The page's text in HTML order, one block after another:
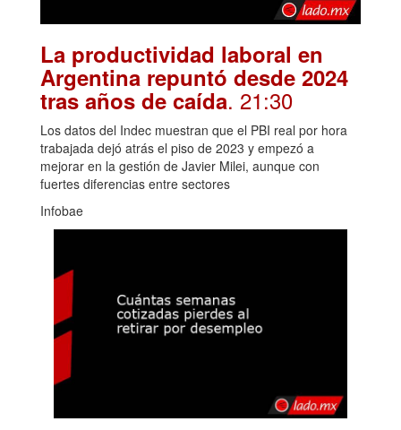
La productividad laboral en
Argentina repuntó desde 2024
tras años de caída. 21:30
Los datos del Indec muestran que el PBI real por hora
trabajada dejó atrás el piso de 2023 y empezó a
mejorar en la gestión de Javier Milei, aunque con
fuertes diferencias entre sectores
Infobae